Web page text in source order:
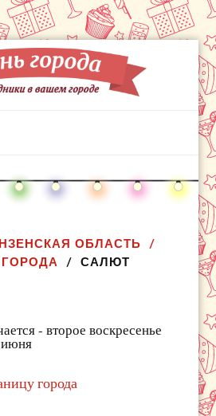
ОБЛАСТЬ
САЛЮТ
- второе воскресенье
города